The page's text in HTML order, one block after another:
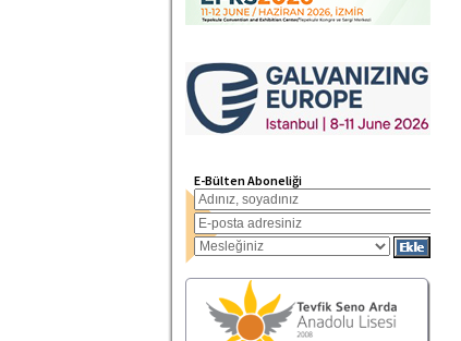
E-Bülten Aboneliği